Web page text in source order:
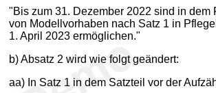
"Bis zum 31. Dezember 2022 sind in
von Modellvorhaben nach Satz 1 in
1. April 2023 ermöglichen."
b) Absatz 2 wird wie folgt geändert:
aa) In Satz 1 in dem Satzteil vor der